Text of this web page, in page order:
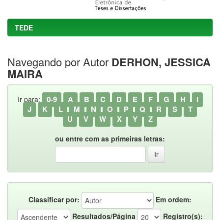
TEDE
Navegando por Autor DERHON, JESSICA
MAIRA
Ir para: 0-9 A B C D E F G H
I
J
K L M N O P Q R S
T
U
V W X Y Z
ou entre com as primeiras letras:
Classificar por:
Em ordem:
Resultados/Página
Registro(s):